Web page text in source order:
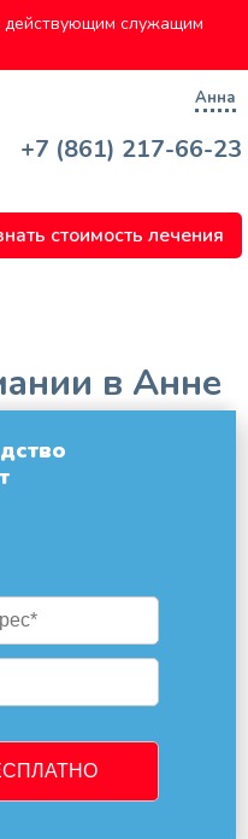
действующим служащим
Анна
+7 (861) 217-66-23
стоимость лечения
в Анне